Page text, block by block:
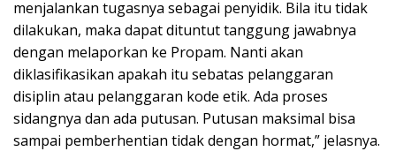
menjalankan tugasnya sebagai penyidik. Bila itu tidak
dilakukan, maka dapat dituntut tanggung jawabnya
dengan melaporkan ke Propam. Nanti akan
diklasifikasikan apakah itu sebatas pelanggaran
disiplin atau pelanggaran kode etik. Ada proses
sidangnya dan ada putusan. Putusan maksimal bisa
sampai pemberhentian tidak dengan hormat,” jelasnya.